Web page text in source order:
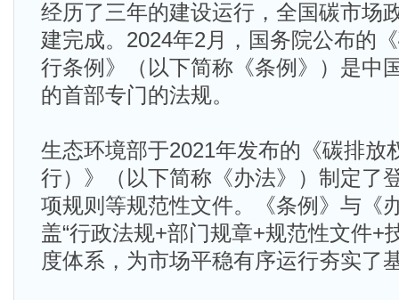
经历了三年的建设运行，全国碳市场
建完成。2024年2月，国务院公布的
行条例》（以下简称《条例》）是中
的首部专门的法规。
生态环境部于2021年发布的《碳排放
行）》（以下简称《办法》）制定了
项规则等规范性文件。《条例》与《
盖“行政法规+部门规章+规范性文件+
度体系，为市场平稳有序运行夯实了